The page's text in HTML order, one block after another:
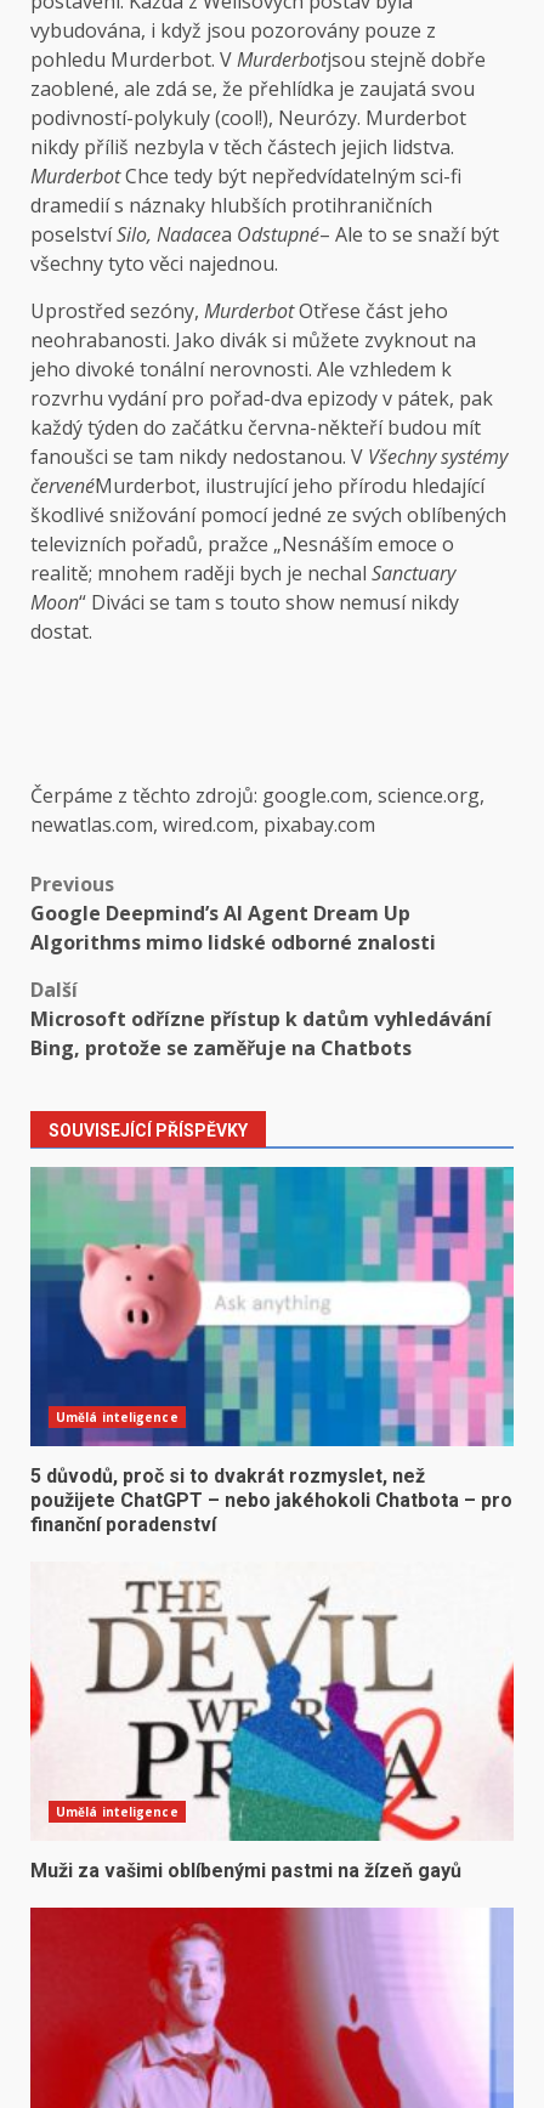
vybudována, i když jsou pozorovány pouze z
pohledu Murderbot. VMurderbotjsou stejně dobře
zaoblené, ale zdá se, že přehlídka je zaujatá svou
podivností-polykuly (cool!), Neurózy. Murderbot
nikdy příliš nezbyla v těch částech jejich lidstva.
MurderbotChce tedy být nepředvídatelným sci-fi
dramedií s náznaky hlubších protihraničních
poselstvíSilo, Nadacea Odstupné– Ale to se snaží být
všechny tyto věci najednou.
Uprostřed sezóny, MurderbotOtřese část jeho
neohrabanosti. Jako divák si můžete zvyknout na
jeho divoké tonální nerovnosti. Ale vzhledem k
rozvrhu vydání pro pořad-dva epizody v pátek, pak
každý týden do začátku června-někteří budou mít
fanoušci se tam nikdy nedostanou. V Všechny systémy
červenéMurderbot, ilustrující jeho přírodu hledající
škodlivé snižování pomocí jedné ze svých oblíbených
televizních pořadů, pražce „Nesnáším emoce o
realitě; mnohem raději bych je nechal Sanctuary
Moon“ Diváci se tam s touto show nemusí nikdy
dostat.
Čerpáme z těchto zdrojů: google.com, science.org,
newatlas.com, wired.com, pixabay.com
Post
navigation
Previous
Google Deepmind’s AI Agent Dream Up
Algorithms mimo lidské odborné znalosti
Další
Microsoft odřízne přístup k datům vyhledávání
Bing, protože se zaměřuje na Chatbots
SOUVISEJÍCÍ PŘÍSPĚVKY
Umělá inteligence
5 důvodů, proč si to dvakrát rozmyslet, než
použijete ChatGPT – nebo jakéhokoli Chatbota – pro
finanční poradenství
Umělá inteligence
Muži za vašimi oblíbenými pastmi na žízeň gayů